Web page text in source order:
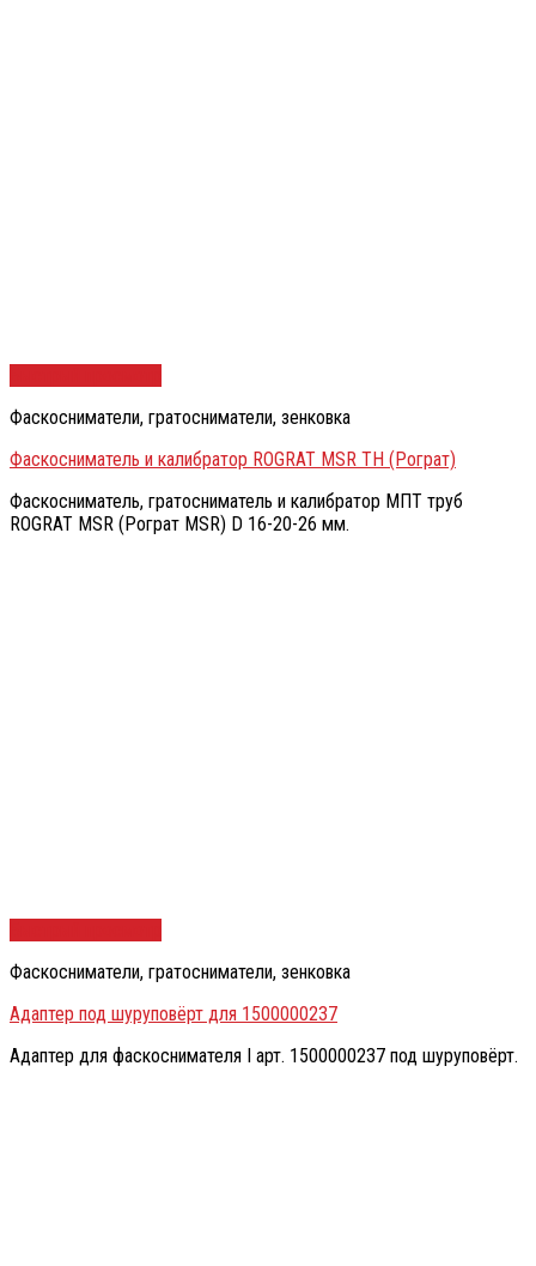
Фаскосниматели, гратосниматели, зенковка
Фаскосниматель и калибратор ROGRAT MSR TH (Рограт)
Фаскосниматель, гратосниматель и калибратор МПТ труб
ROGRAT MSR (Рограт MSR) D 16-20-26 мм.
Фаскосниматели, гратосниматели, зенковка
Адаптер под шуруповёрт для 1500000237
Адаптер для фаскоснимателя I арт. 1500000237 под шуруповёрт.